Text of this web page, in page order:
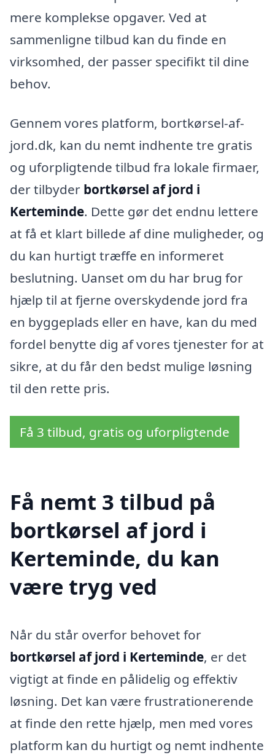
mere komplekse opgaver. Ved at
sammenligne tilbud kan du finde en
virksomhed, der passer specifikt til dine
behov.
Gennem vores platform, bortkørsel-af-
jord.dk, kan du nemt indhente tre gratis
og uforpligtende tilbud fra lokale firmaer,
der tilbyder bortkørsel af jord i
Kerteminde. Dette gør det endnu lettere
at få et klart billede af dine muligheder, og
du kan hurtigt træffe en informeret
beslutning. Uanset om du har brug for
hjælp til at fjerne overskydende jord fra
en byggeplads eller en have, kan du med
fordel benytte dig af vores tjenester for at
sikre, at du får den bedst mulige løsning
til den rette pris.
Få 3 tilbud, gratis og uforpligtende
Få nemt 3 tilbud på
bortkørsel af jord i
Kerteminde, du kan
være tryg ved
Når du står overfor behovet for
bortkørsel af jord i Kerteminde, er det
vigtigt at finde en pålidelig og effektiv
løsning. Det kan være frustrationerende
at finde den rette hjælp, men med vores
platform kan du hurtigt og nemt indhente